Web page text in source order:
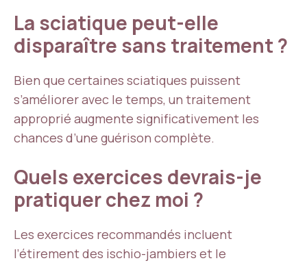
La sciatique peut-elle
disparaître sans traitement ?
Bien que certaines sciatiques puissent
s’améliorer avec le temps, un traitement
approprié augmente significativement les
chances d’une guérison complète.
Quels exercices devrais-je
pratiquer chez moi ?
Les exercices recommandés incluent
l’étirement des ischio-jambiers et le